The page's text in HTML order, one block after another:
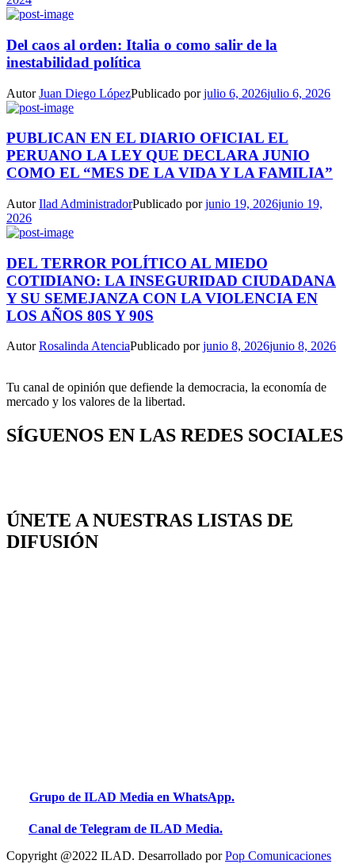
Del caos al orden: Italia o como salir de la
inestabilidad política
AutorJuan Diego LópezPublicado porjulio 6, 2026julio 6, 2026
PUBLICAN EN EL DIARIO OFICIAL EL
PERUANO LA LEY QUE DECLARA JUNIO
COMO EL “MES DE LA VIDA Y LA FAMILIA”
AutorIlad AdministradorPublicado porjunio 19, 2026junio 19,
2026
DEL TERROR POLÍTICO AL MIEDO
COTIDIANO: LA INSEGURIDAD CIUDADANA
Y SU SEMEJANZA CON LA VIOLENCIA EN
LOS AÑOS 80S Y 90S
AutorRosalinda AtenciaPublicado porjunio 8, 2026junio 8, 2026
Tu canal de opinión que defiende la democracia, la economía de
mercado y los valores de la libertad.
SÍGUENOS EN LAS REDES SOCIALES
ÚNETE A NUESTRAS LISTAS DE
DIFUSIÓN
Grupo de ILAD Media en WhatsApp.
Canal de Telegram de ILAD Media.
Copyright @2022 ILAD. Desarrollado porPop Comunicaciones